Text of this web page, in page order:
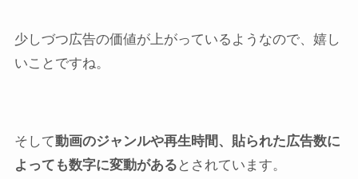
少しづつ広告の価値が上がっているようなので、嬉し
いことですね。
そして動画のジャンルや再生時間、貼られた広告数に
よっても数字に変動がある とされています。